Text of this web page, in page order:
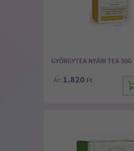
GYÖRGYTEA NYÁRI TEA 50G
Ár: 1.820 Ft